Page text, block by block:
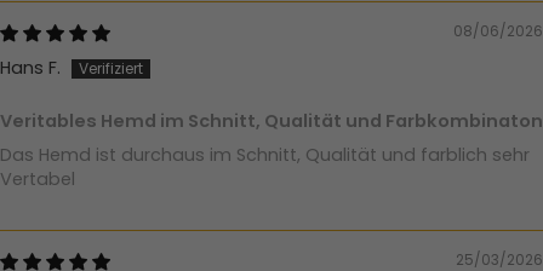
08/06/2026
Hans F.
Veritables Hemd im Schnitt, Qualität und Farbkombinaton
Das Hemd ist durchaus im Schnitt, Qualität und farblich sehr
Vertabel
25/03/2026